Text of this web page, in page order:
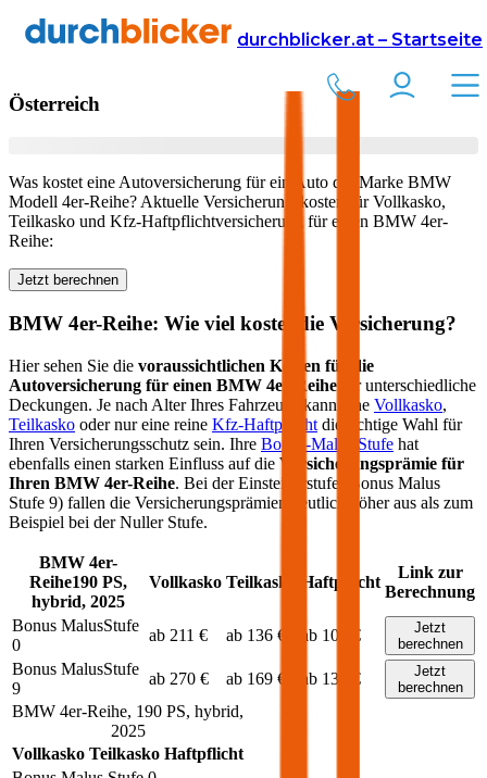
durchblicker.at – Startseite
Versicherung Autoversicherung BMW
BMW 4er-Reihein
Österreich
Was kostet eine Autoversicherung für ein Auto der Marke BMW
Modell 4er-Reihe? Aktuelle Versicherungskosten für Vollkasko,
Teilkasko und Kfz-Haftpflichtversicherung für einen BMW 4er-
Reihe:
Jetzt berechnen
BMW 4er-Reihe: Wie viel kostet die Versicherung?
Hier sehen Sie die voraussichtlichen Kosten für die
Autoversicherung für einen BMW 4er-Reihe
für unterschiedliche
Deckungen. Je nach Alter Ihres Fahrzeugs kann eine Vollkasko,
Teilkasko oder nur eine reine Kfz-Haftpflicht die richtige Wahl für
Ihren Versicherungsschutz sein. Ihre Bonus-Malus Stufe hat
ebenfalls einen starken Einfluss auf die Versicherungsprämie für
Ihren BMW 4er-Reihe. Bei der Einsteigerstufe (Bonus Malus
Stufe 9) fallen die Versicherungsprämien deutlich höher aus als zum
Beispiel bei der Nuller Stufe.
BMW 4er-
Reihe190 PS,
hybrid, 2025
Vollkasko Teilkasko Haftpflicht
Link zur
Berechnung
Bonus MalusStufe
0
ab 211 € ab 136 € ab 102 €
Jetzt
berechnen
Bonus MalusStufe
9
ab 270 € ab 169 € ab 135 €
Jetzt
berechnen
BMW 4er-Reihe, 190 PS, hybrid,
2025
Vollkasko Teilkasko Haftpflicht